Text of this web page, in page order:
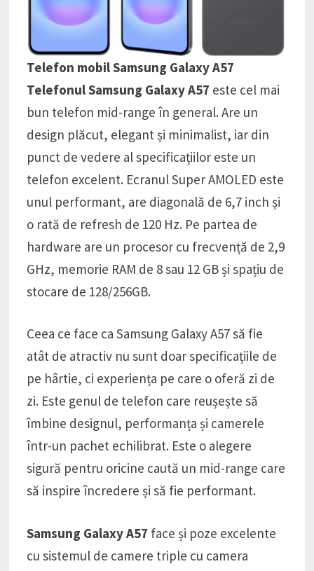
Telefon mobil Samsung Galaxy A57
Telefonul Samsung Galaxy A57 este cel mai
bun telefon mid-range în general. Are un
design plăcut, elegant și minimalist, iar din
punct de vedere al specificațiilor este un
telefon excelent. Ecranul Super AMOLED este
unul performant, are diagonală de 6,7 inch și
o rată de refresh de 120 Hz. Pe partea de
hardware are un procesor cu frecvență de 2,9
GHz, memorie RAM de 8 sau 12 GB și spațiu de
stocare de 128/256GB.
Ceea ce face ca Samsung Galaxy A57 să fie
atât de atractiv nu sunt doar specificațiile de
pe hârtie, ci experiența pe care o oferă zi de
zi. Este genul de telefon care reușește să
îmbine designul, performanța și camerele
într-un pachet echilibrat. Este o alegere
sigură pentru oricine caută un mid-range care
să inspire încredere și să fie performant.
Samsung Galaxy A57 face și poze excelente
cu sistemul de camere triple cu camera